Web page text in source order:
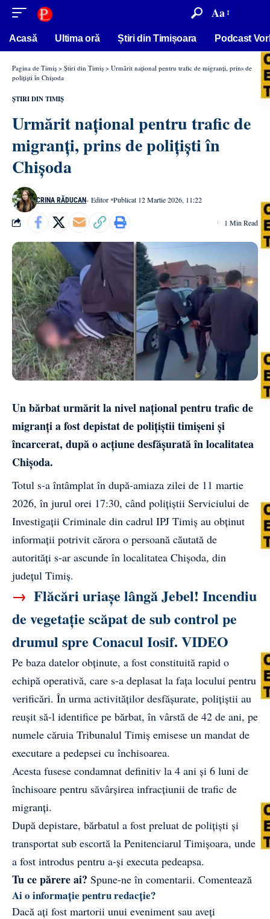
conținut Aa
Acasă Ultima oră Știri din Timișoara Podcast
Pagina de Timiș > Știri din Timiș > Urmărit național pentru trafic de migranți, prins de
polițiști în Chișoda
ȘTIRI DIN TIMIȘ
Urmărit național pentru trafic de
migranți, prins de polițiști în
Chișoda
CRINA RĂDUCAN- Editor Publicat 12 Martie 2026, 11:22
1 Min Read
Un bărbat urmărit la nivel național pentru trafic de
migranți a fost depistat de polițiștii timișeni și
încarcerat, după o acțiune desfășurată în localitatea
Chișoda.
Totul s-a întâmplat în după-amiaza zilei de 11 martie
2026, în jurul orei 17:30, când polițiștii Serviciului de
Investigații Criminale din cadrul IPJ Timiș au obținut
informații potrivit cărora o persoană căutată de
autorități s-ar ascunde în localitatea Chișoda, din
județul Timiș.
→ Flăcări uriașe lângă Jebel! Incendiu
de vegetație scăpat de sub control pe
drumul spre Conacul Iosif. VIDEO
Pe baza datelor obținute, a fost constituită rapid o
echipă operativă, care s-a deplasat la fața locului pentru
verificări. În urma activităților desfășurate, polițiștii au
reușit să-l identifice pe bărbat, în vârstă de 42 de ani, pe
numele căruia Tribunalul Timiș emisese un mandat de
executare a pedepsei cu închisoarea.
Acesta fusese condamnat definitiv la 4 ani și 6 luni de
închisoare pentru săvârșirea infracțiunii de trafic de
migranți.
După depistare, bărbatul a fost preluat de polițiști și
transportat sub escortă la Penitenciarul Timișoara, unde
a fost introdus pentru a-și executa pedeapsa.
Tu ce părere ai? Spune-ne în comentarii. Comentează
Ai o informație pentru redacție?
Dacă ați fost martorii unui eveniment sau aveți